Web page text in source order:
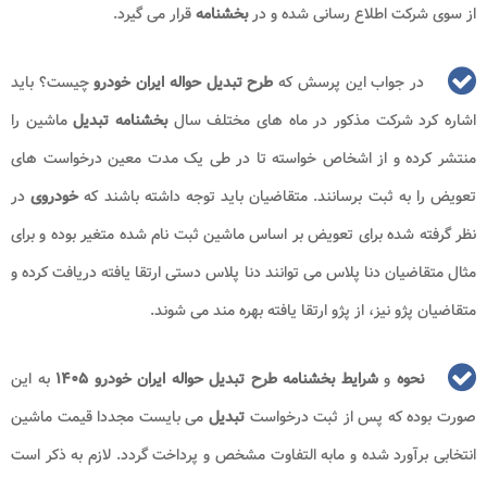
از سوی شرکت اطلاع رسانی شده و دربخشنامهقرار می گیرد.
در جواب این پرسش که طرح تبدیل حواله ایران خودروچیست؟ باید
اشاره کرد شرکت مذکور در ماه های مختلف سالبخشنامه تبدیلماشین را
منتشر کرده و از اشخاص خواسته تا در طی یک مدت معین درخواست های
تعویض را به ثبت برسانند. متقاضیان باید توجه داشته باشند کهخودروی در
نظر گرفته شده برای تعویض بر اساس ماشین ثبت نام شده متغیر بوده و برای
مثال متقاضیان دنا پلاس می توانند دنا پلاس دستی ارتقا یافته دریافت کرده و
متقاضیان پژو نیز، از پژو ارتقا یافته بهره مند می شوند.
نحوه وشرایط بخشنامه طرح تبدیل حواله ایران خودرو ۱۴۰۵
به این
صورت بوده که پس از ثبت درخواستتبدیل می بایست مجددا قیمت ماشین
انتخابی برآورد شده و مابه التفاوت مشخص و پرداخت گردد. لازم به ذکر است